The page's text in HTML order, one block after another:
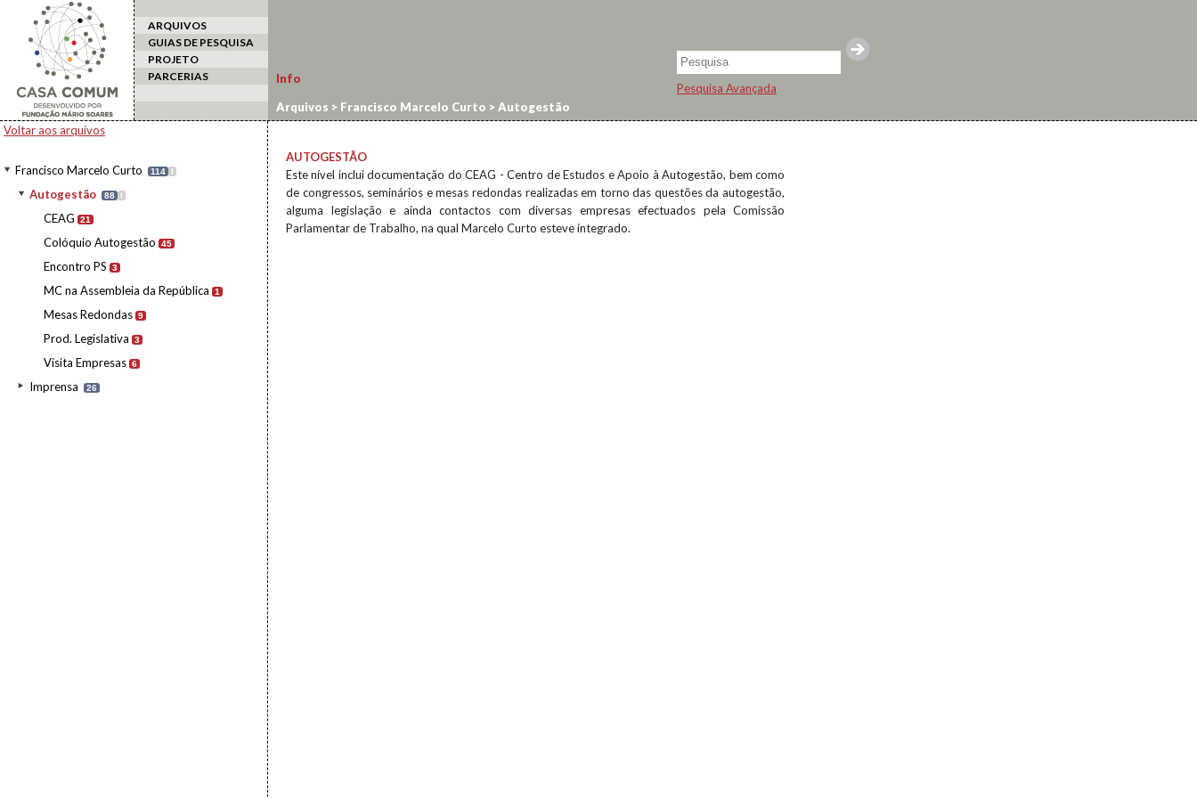
ARQUIVOS
GUIAS DE PESQUISA
PROJETO
PARCERIAS
Pesquisa Avançada
Voltar aos arquivos
Francisco Marcelo Curto 114 I
Autogestão 88 I
CEAG 21
Colóquio Autogestão 45
Encontro PS 3
MC na Assembleia da República 1
Mesas Redondas 9
Prod. Legislativa 3
Visita Empresas 6
Imprensa 26
Info
Arquivos > Francisco Marcelo Curto >Autogestão
AUTOGESTÃO
Este nível inclui documentação do CEAG - Centro de Estudos e Apoio à Autogestão, bem como
de congressos, seminários e mesas redondas realizadas em torno das questões da autogestão,
alguma legislação e ainda contactos com diversas empresas efectuados pela Comissão
Parlamentar de Trabalho, na qual Marcelo Curto esteve integrado.